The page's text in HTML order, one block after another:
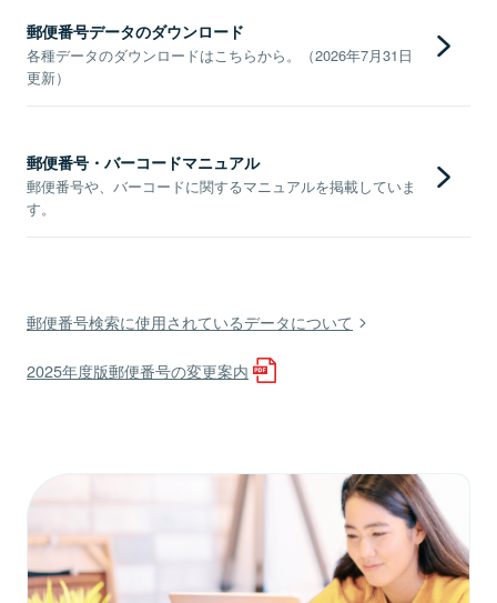
郵便番号データのダウンロード
各種データのダウンロードはこちらから。（2026年7月31日
更新）
郵便番号・バーコードマニュアル
郵便番号や、バーコードに関するマニュアルを掲載していま
す。
郵便番号検索に使用されているデータについて
2025年度版郵便番号の変更案内